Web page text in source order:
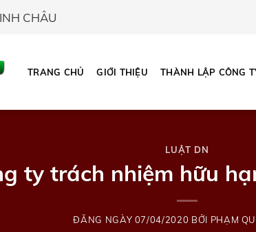
CHÂU
TRANG CHỦ GIỚI THIỆU THÀNH LẬP CÔNG
LUẬT DN
ty trách nhiệm hữu
ĐĂNG NGÀY 07/04/2020 BỞI PHẠM